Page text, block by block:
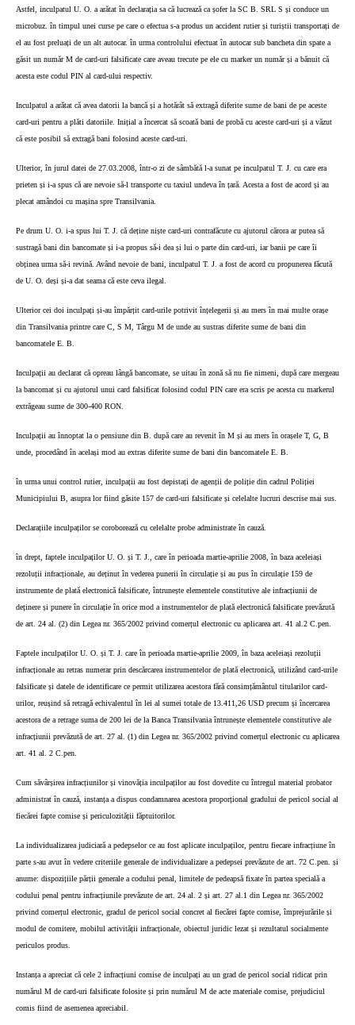
Astfel, inculpatul U. O. a arătat în declarația sa că lucrează ca șofer la SC B. SRL S și conduce un
microbuz. în timpul unei curse pe care o efectua s-a produs un accident rutier și turiștii transportați de
el au fost preluați de un alt autocar. în urma controlului efectuat în autocar sub bancheta din spate a
găsit un număr M de card-uri falsificate care aveau trecute pe ele cu marker un număr și a bănuit că
acesta este codul PIN al card-ului respectiv.
Inculpatul a arătat că avea datorii la bancă și a hotărât să extragă diferite sume de bani de pe aceste
card-uri pentru a plăti datoriile. Inițial a încercat să scoată bani de probă cu aceste card-uri și a văzut
că este posibil să extragă bani folosind aceste card-uri.
Ulterior, în jurul datei de 27.03.2008, într-o zi de sâmbătă l-a sunat pe inculpatul T. J. cu care era
prieten și i-a spus că are nevoie să-l transporte cu taxiul undeva în țară. Acesta a fost de acord și au
plecat amândoi cu mașina spre Transilvania.
Pe drum U. O. i-a spus lui T. J. că deține niște card-uri contrafăcute cu ajutorul cărora ar putea să
sustragă bani din bancomate și i-a propus să-i dea și lui o parte din card-uri, iar banii pe care îi
obținea urma să-i revină. Având nevoie de bani, inculpatul T. J. a fost de acord cu propunerea făcută
de U. O. deși și-a dat seama că este ceva ilegal.
Ulterior cei doi inculpați și-au împărțit card-urile potrivit înțelegerii și au mers în mai multe orașe
din Transilvania printre care C, S M, Târgu M de unde au sustras diferite sume de bani din
bancomatele E. B.
Inculpații au declarat că opreau lângă bancomate, se uitau în zonă să nu fie nimeni, după care mergeau
la bancomat și cu ajutorul unui card falsificat folosind codul PIN care era scris pe acesta cu markerul
extrăgeau sume de 300-400 RON.
Inculpații au înnoptat la o pensiune din B. după care au revenit în M și au mers în orașele T, G, B
unde, procedând în același mod au extras diferite sume de bani din bancomatele E. B.
în urma unui control rutier, inculpații au fost depistați de agenții de poliție din cadrul Poliției
Municipiului B, asupra lor fiind găsite 157 de card-uri falsificate și celelalte lucruri descrise mai sus.
Declarațiile inculpaților se coroborează cu celelalte probe administrate în cauză.
în drept, faptele inculpaților U. O. și T. J., care în perioada martie-aprilie 2008, în baza aceleiași
rezoluții infracționale, au deținut în vederea punerii în circulație și au pus în circulație 159 de
instrumente de plată electronică falsificate, întrunește elementele constitutive ale infracțiunii de
deținere și punere în circulație în orice mod a instrumentelor de plată electronică falsificate prevăzută
de art. 24 al. (2) din Legea nr. 365/2002 privind comerțul electronic cu aplicarea art. 41 al.2 C.pen.
Faptele inculpaților U. O. și T. J. care în perioada martie-aprilie 2009, în baza aceleiași rezoluții
infracționale au retras numerar prin descărcarea instrumentelor de plată electronică, utilizând card-urile
falsificate și datele de identificare ce permit utilizarea acestora fără consimțământul titularilor card-
urilor, reușind să retragă echivalentul în lei al sumei totale de 13.411,26 USD precum și încercarea
acestora de a retrage suma de 200 lei de la Banca Transilvania întrunește elementele constitutive ale
infracțiunii prevăzută de art. 27 al. (1) din Legea nr. 365/2002 privind comerțul electronic cu aplicarea
art. 41 al. 2 C.pen.
Cum săvârșirea infracțiunilor și vinovăția inculpaților au fost dovedite cu întregul material probator
administrat în cauză, instanța a dispus condamnarea acestora proporțional gradului de pericol social al
fiecărei fapte comise și periculozității făptuitorilor.
La individualizarea judiciară a pedepselor ce au fost aplicate inculpaților, pentru fiecare infracțiune în
parte s-au avut în vedere criteriile generale de individualizare a pedepsei prevăzute de art. 72 C.pen. și
anume: dispozițiile părții generale a codului penal, limitele de pedeapsă fixate în partea specială a
codului penal pentru infracțiunile prevăzute de art. 24 al. 2 și art. 27 al.1 din Legea nr. 365/2002
privind comerțul electronic, gradul de pericol social concret al fiecărei fapte comise, împrejurările și
modul de comitere, mobilul activității infracționale, obiectul juridic lezat și rezultatul socialmente
periculos produs.
Instanța a apreciat că cele 2 infracțiuni comise de inculpați au un grad de pericol social ridicat prin
numărul M de card-uri falsificate folosite și prin numărul M de acte materiale comise, prejudiciul
comis fiind de asemenea apreciabil.